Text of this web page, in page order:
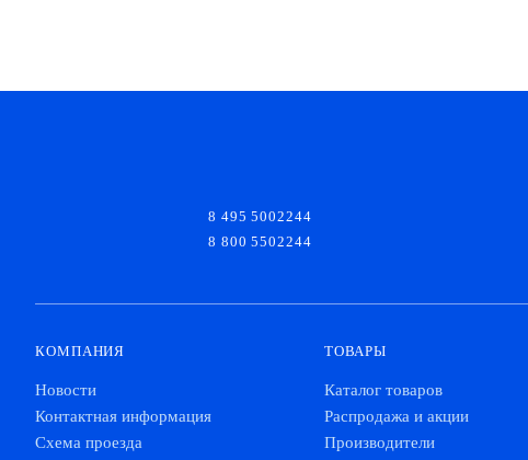
8 495 5002244
8 800 5502244
КОМПАНИЯ
Новости
Контактная информация
Схема проезда
ТОВАРЫ
Каталог товаров
Распродажа и акции
Производители